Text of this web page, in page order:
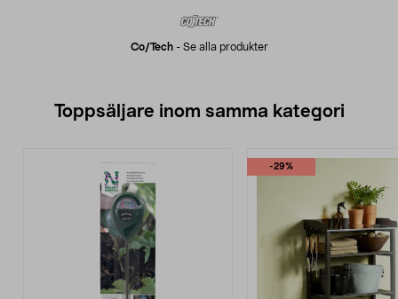
Co/tech- Se alla produkter
Toppsäljare inom samma kategori
-29%